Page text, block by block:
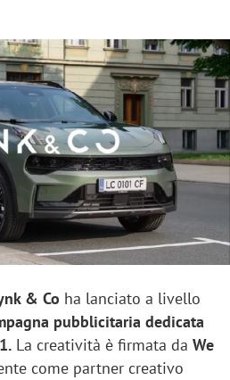
& Co ha lanciato a livello
pubblicitaria dedicata
La creatività è firmata da We
come partner creativo